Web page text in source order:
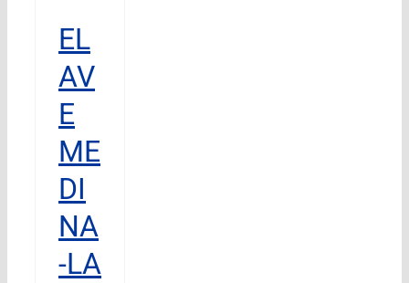
EL
AV
E
ME
DI
NA
-LA